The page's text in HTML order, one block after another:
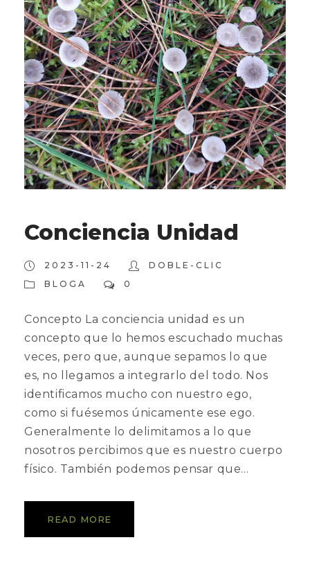
Conciencia Unidad
2023-11-24
DOBLE-CLIC
BLOGA
0
Concepto La conciencia unidad es un
concepto que lo hemos escuchado muchas
veces, pero que, aunque sepamos lo que
es, no llegamos a integrarlo del todo. Nos
identificamos mucho con nuestro ego,
como si fuésemos únicamente ese ego.
Generalmente lo delimitamos a lo que
nosotros percibimos que es nuestro cuerpo
físico. También podemos pensar que...
READ MORE